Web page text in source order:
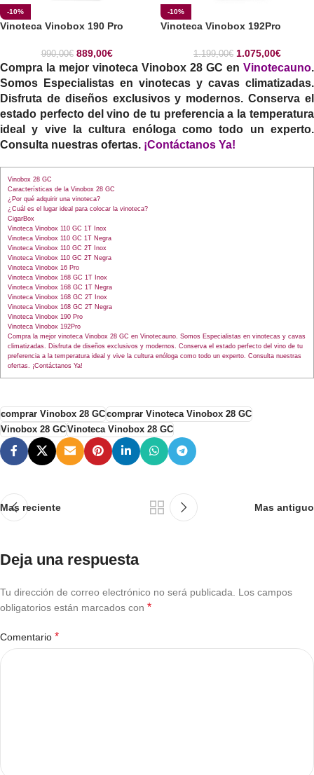
-10%
Vinoteca Vinobox 190 Pro
990,00€ 889,00€
-10%
Vinoteca Vinobox 192Pro
1.199,00€ 1.075,00€
Compra la mejor vinoteca Vinobox 28 GC en Vinotecauno.
Somos Especialistas en vinotecas y cavas climatizadas.
Disfruta de diseños exclusivos y modernos. Conserva el
estado perfecto del vino de tu preferencia a la temperatura
ideal y vive la cultura enóloga como todo un experto.
Consulta nuestras ofertas. ¡Contáctanos Ya!
Vinobox 28 GC
Características de la Vinobox 28 GC
¿Por qué adquirir una vinoteca?
¿Cuál es el lugar ideal para colocar la vinoteca?
CigarBox
Vinoteca Vinobox 110 GC 1T Inox
Vinoteca Vinobox 110 GC 1T Negra
Vinoteca Vinobox 110 GC 2T Inox
Vinoteca Vinobox 110 GC 2T Negra
Vinoteca Vinobox 16 Pro
Vinoteca Vinobox 168 GC 1T Inox
Vinoteca Vinobox 168 GC 1T Negra
Vinoteca Vinobox 168 GC 2T Inox
Vinoteca Vinobox 168 GC 2T Negra
Vinoteca Vinobox 190 Pro
Vinoteca Vinobox 192Pro
Compra la mejor vinoteca Vinobox 28 GC en Vinotecauno. Somos Especialistas en vinotecas y cavas
climatizadas. Disfruta de diseños exclusivos y modernos. Conserva el estado perfecto del vino de tu
preferencia a la temperatura ideal y vive la cultura enóloga como todo un experto. Consulta nuestras
ofertas. ¡Contáctanos Ya!
comprar Vinobox 28 GCcomprar Vinoteca Vinobox 28 GC
Vinobox 28 GCVinoteca Vinobox 28 GC
Mas reciente Mas antiguo
Deja una respuesta
Tu dirección de correo electrónico no será publicada.
Los campos
obligatorios están marcados con *
Comentario *